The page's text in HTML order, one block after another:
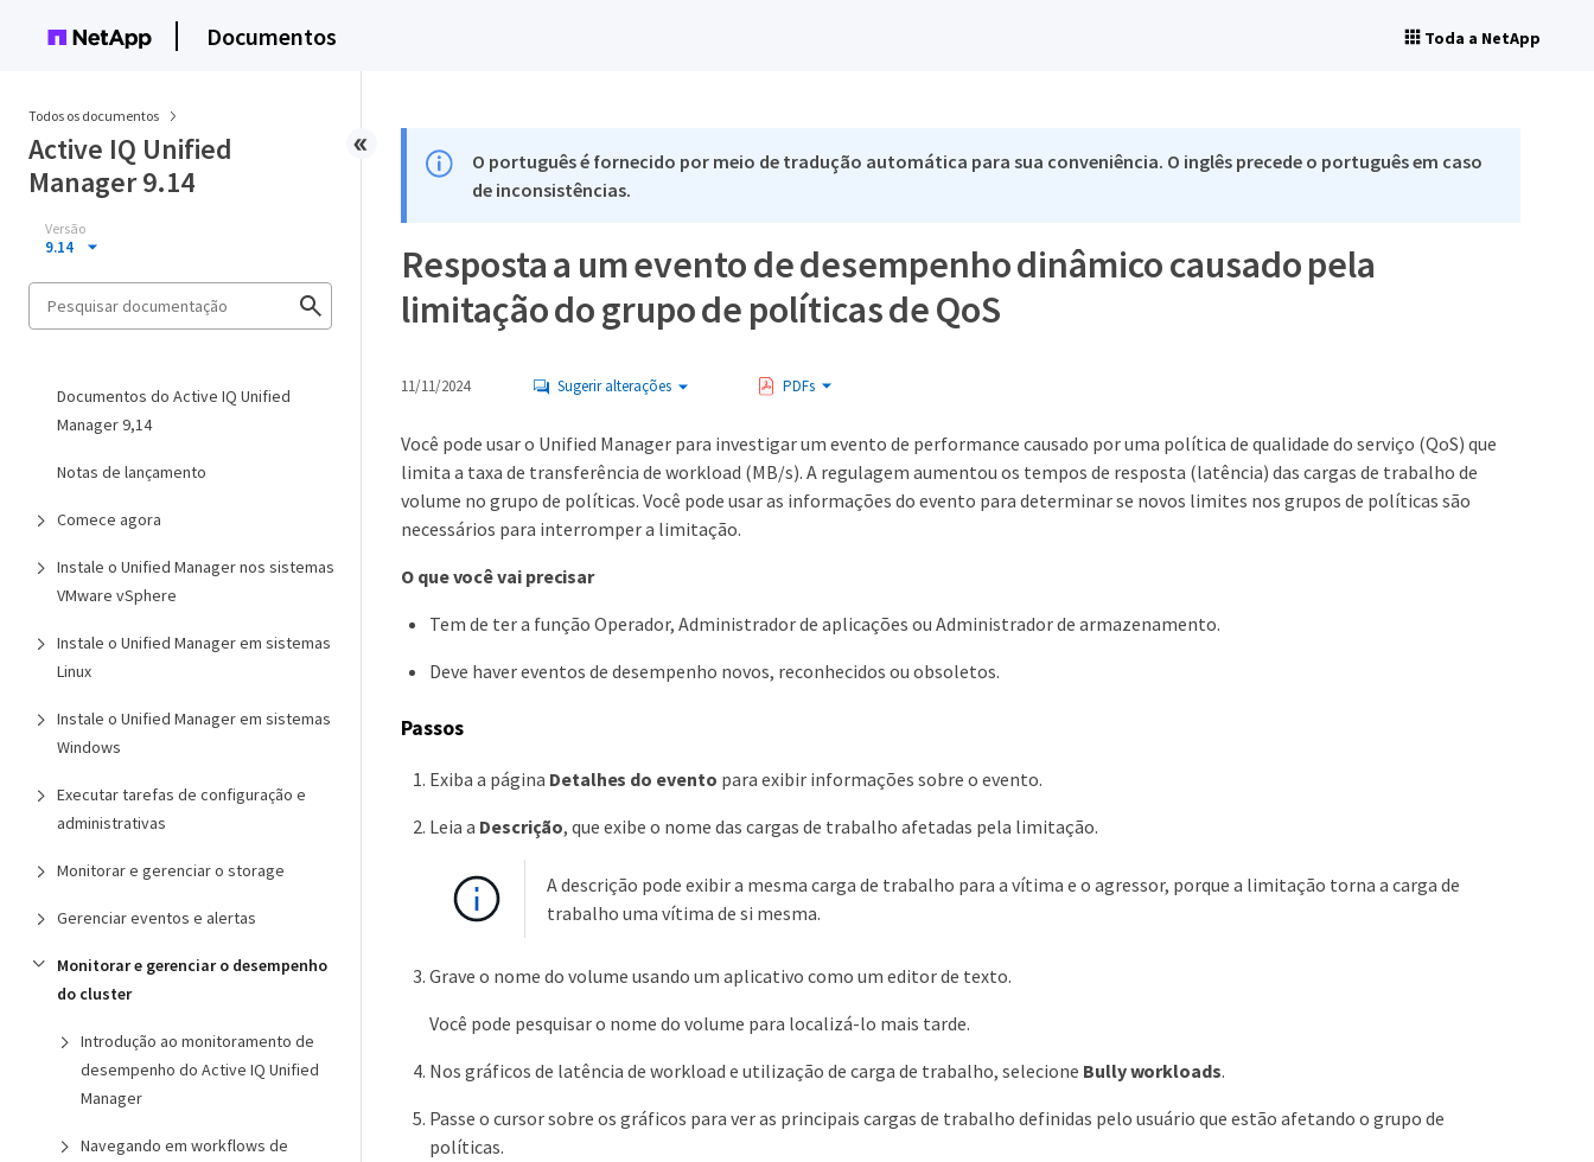
Documentos Toda a NetApp
Todos os documentos
Active IQ Unified
Manager 9.14
Versão
9.14
Documentos do Active IQ Unified
Manager 9,14
Notas de lançamento
Comece agora
Instale o Unified Manager nos sistemas
VMware vSphere
Instale o Unified Manager em sistemas
Linux
Instale o Unified Manager em sistemas
Windows
Executar tarefas de configuração e
administrativas
Monitorar e gerenciar o storage
Gerenciar eventos e alertas
Monitorar e gerenciar o desempenho
do cluster
Introdução ao monitoramento de
desempenho do Active IQ Unified
Manager
Navegando em workflows de
O português é fornecido por meio de tradução automática para sua conveniência. O inglês precede o português em caso
de inconsistências.
Resposta a um evento de desempenho dinâmico causado pela
limitação do grupo de políticas de QoS
11/11/2024 Sugerir alterações PDFs
Você pode usar o Unified Manager para investigar um evento de performance causado por uma política de qualidade do serviço (QoS) que
limita a taxa de transferência de workload (MB/s). A regulagem aumentou os tempos de resposta (latência) das cargas de trabalho de
volume no grupo de políticas. Você pode usar as informações do evento para determinar se novos limites nos grupos de políticas são
necessários para interromper a limitação.
O que você vai precisar
Tem de ter a função Operador, Administrador de aplicações ou Administrador de armazenamento.
Deve haver eventos de desempenho novos, reconhecidos ou obsoletos.
Passos
Exiba a página Detalhes do evento para exibir informações sobre o evento.
Leia a Descrição, que exibe o nome das cargas de trabalho afetadas pela limitação.
A descrição pode exibir a mesma carga de trabalho para a vítima e o agressor, porque a limitação torna a carga de
trabalho uma vítima de si mesma.
Grave o nome do volume usando um aplicativo como um editor de texto.
Você pode pesquisar o nome do volume para localizá-lo mais tarde.
Nos gráficos de latência de workload e utilização de carga de trabalho, selecione Bully workloads.
Passe o cursor sobre os gráficos para ver as principais cargas de trabalho definidas pelo usuário que estão afetando o grupo de
políticas.